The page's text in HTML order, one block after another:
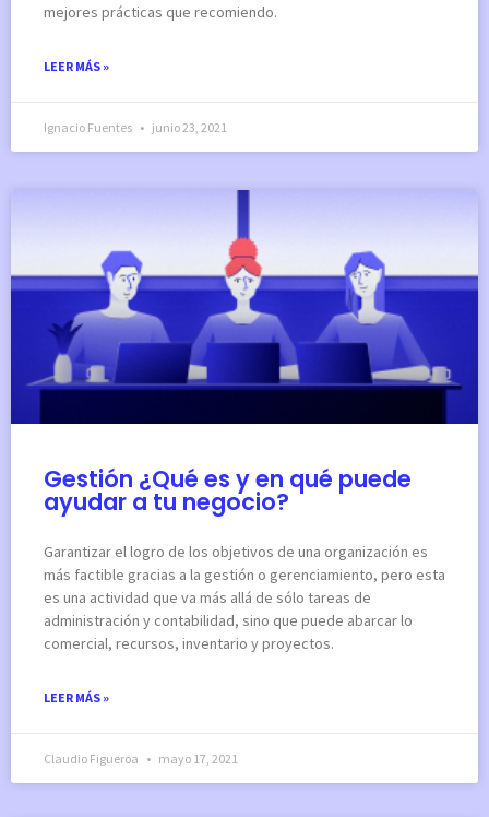
mejores prácticas que recomiendo.
LEER MÁS »
Ignacio Fuentes junio 23, 2021
Gestión ¿Qué es y en qué puede
ayudar a tu negocio?
Garantizar el logro de los objetivos de una organización es
más factible gracias a la gestión o gerenciamiento, pero esta
es una actividad que va más allá de sólo tareas de
administración y contabilidad, sino que puede abarcar lo
comercial, recursos, inventario y proyectos.
LEER MÁS »
Claudio Figueroa mayo 17, 2021